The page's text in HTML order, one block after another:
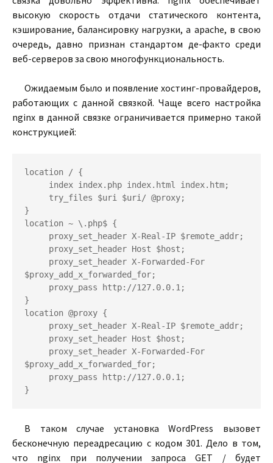
высокую скорость отдачи статического контента,
кэширование, балансировку нагрузки, а apache, в свою
очередь, давно признан стандартом де-факто среди
веб-серверов за свою многофункциональность.
Ожидаемым было и появление хостинг-провайдеров,
работающих с данной связкой. Чаще всего настройка
nginx в данной связке ограничивается примерно такой
конструкцией:
location / {
}
location ~ \.php$ {
$proxy_add_x_forwarded_for;
}
location @proxy {
$proxy_add_x_forwarded_for;
}
В таком случае установка WordPress вызовет
бесконечную переадресацию с кодом 301. Дело в том,
что nginx при получении запроса GET / будет